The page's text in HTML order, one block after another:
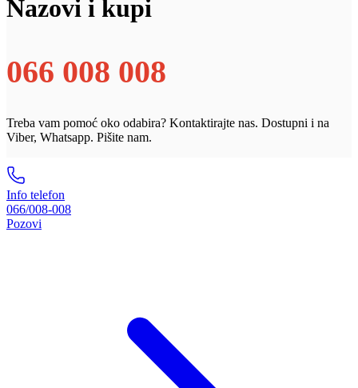
Nazovi i kupi
066 008 008
Treba vam pomoć oko odabira? Kontaktirajte nas. Dostupni i na
Viber, Whatsapp. Pišite nam.
Info telefon
066/008-008
Pozovi